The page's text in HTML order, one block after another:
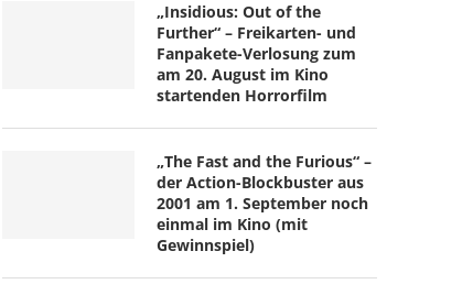
„Insidious: Out of the
Further“ – Freikarten- und
Fanpakete-Verlosung zum
am 20. August im Kino
startenden Horrorfilm
„The Fast and the Furious“ –
der Action-Blockbuster aus
2001 am 1. September noch
einmal im Kino (mit
Gewinnspiel)